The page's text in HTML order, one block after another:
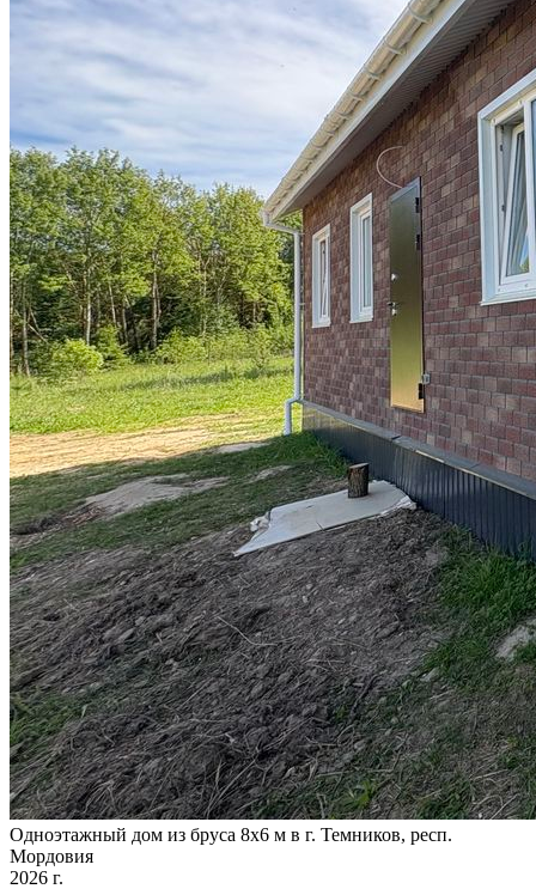
Одноэтажный дом из бруса 8х6 м в г. Темников, респ.
Мордовия
2026 г.